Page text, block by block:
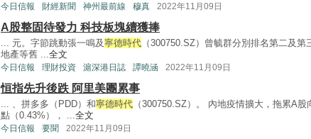
今日信報 財經新聞 神州最前線 穆真 2022年11月09日
A股整固待發力 科技板塊續獲捧
... 元。字節跳動張一鳴及寧德時代 （300750.SZ）曾毓群分別排名第二及
地產等舊 ...全文
今日信報 理財投資 滬深港日誌 譚曉涵 2022年11月09日
恒指先升後跌 阿里美團累事
... 、拼多多（PDD）和寧德時代 （300750.SZ）。 內地疫情擴大，拖累A股
點（0.43%）， ...全文
今日信報 要聞 2022年11月09日